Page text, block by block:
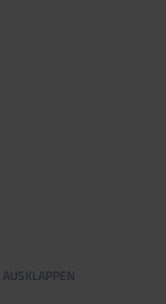
AUSKLAPPEN